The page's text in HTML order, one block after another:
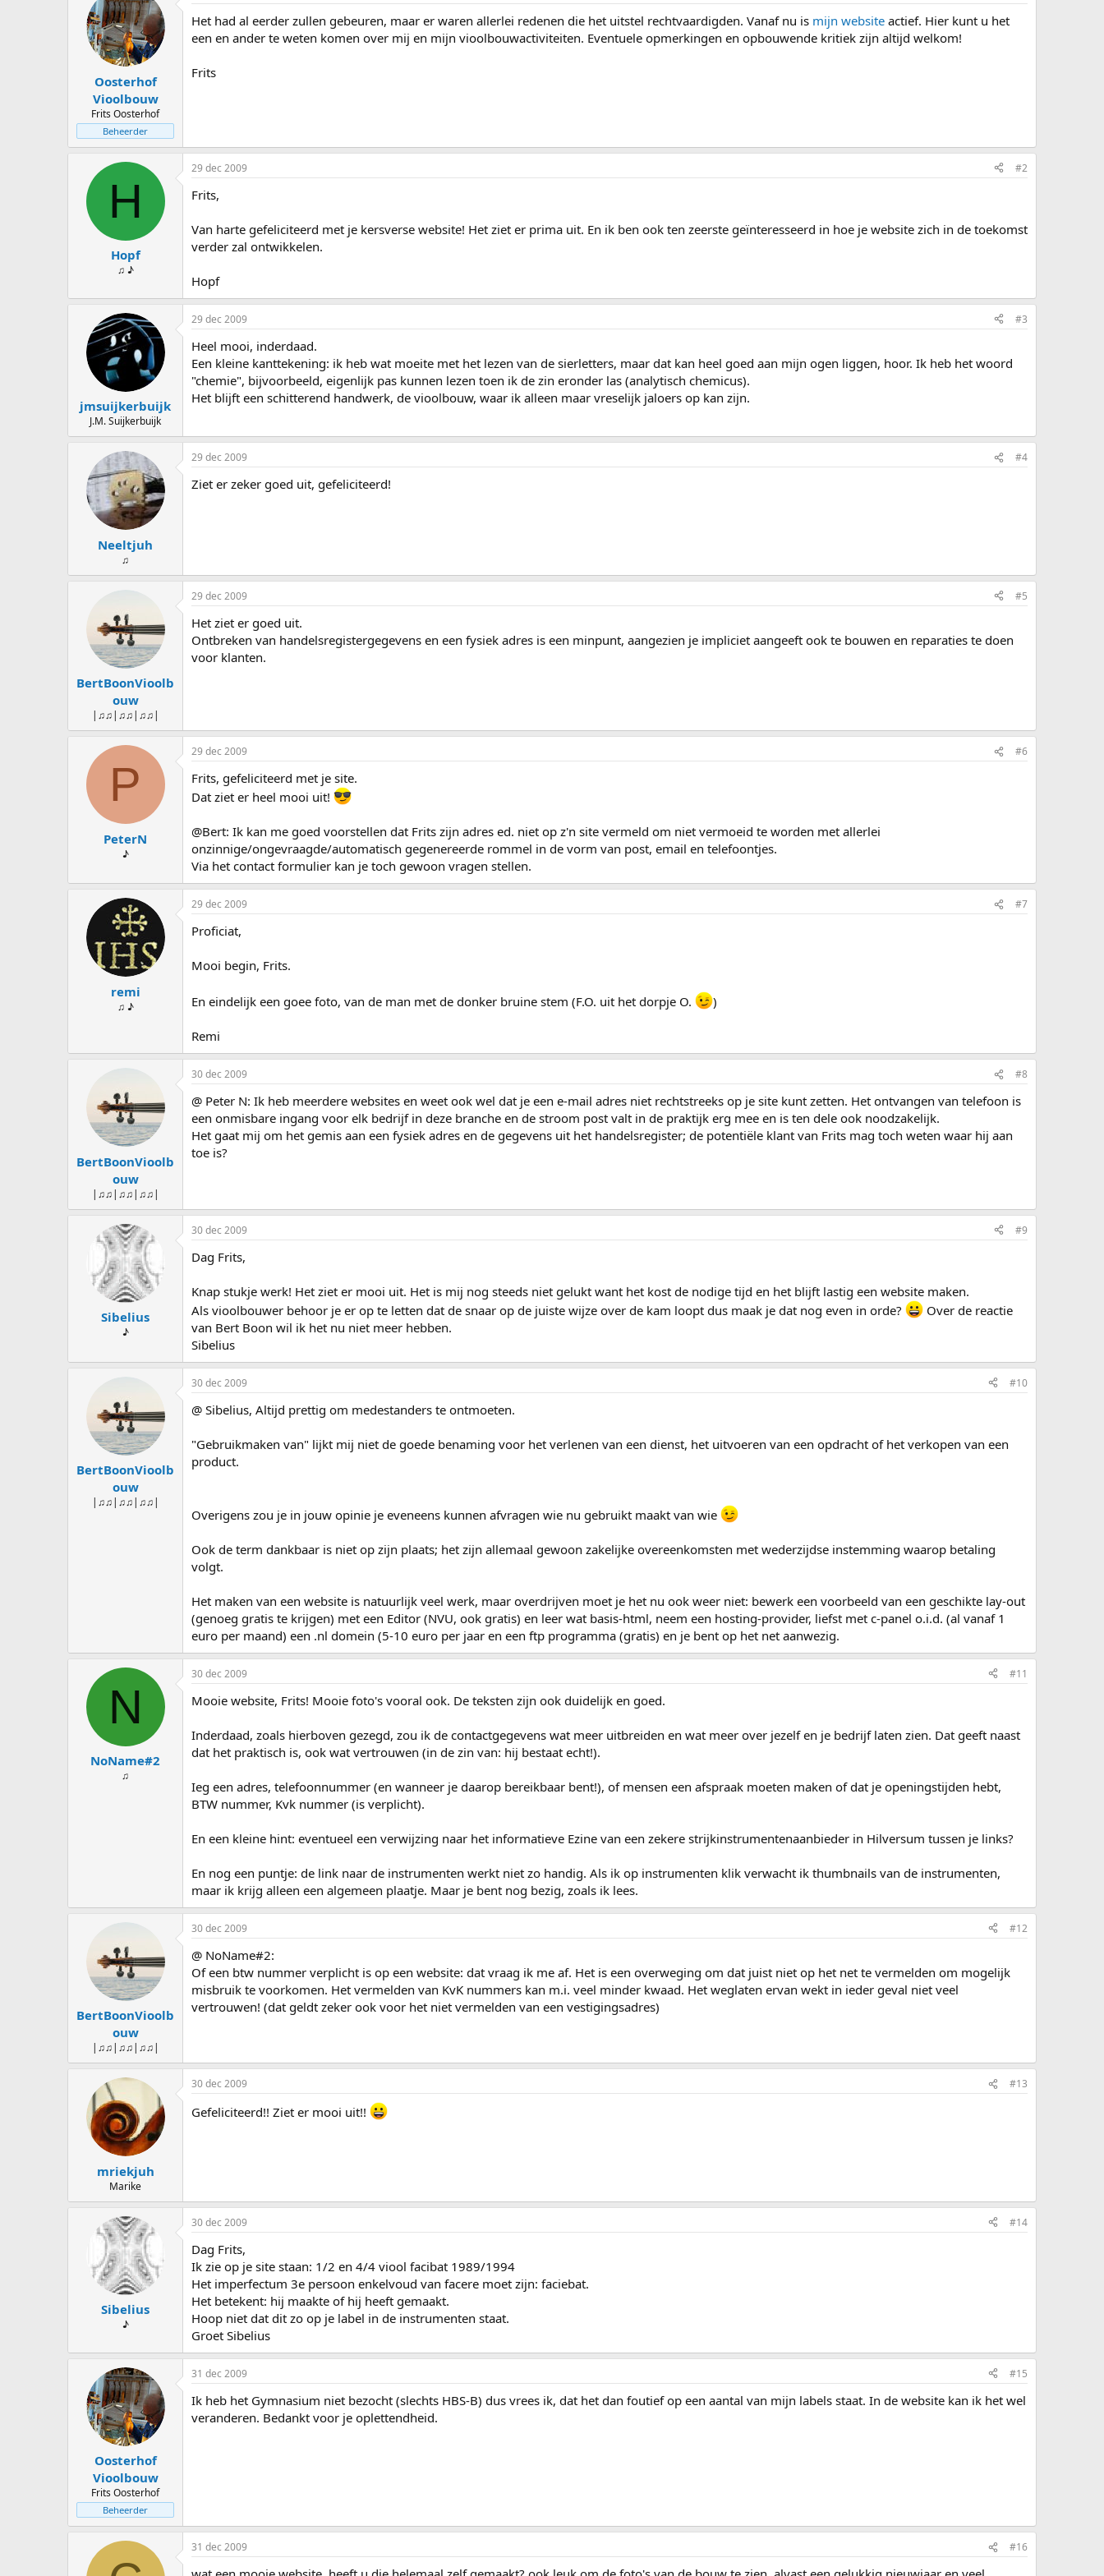
d
a
t
m
Oosterhof
Vioolbouw
Frits Oosterhof
Beheerder
Het had al eerder zullen gebeuren, maar er waren allerlei redenen die het uitstel rechtvaardigden. Vanaf nu is mijn website actief. Hier kunt u het
een en ander te weten komen over mij en mijn vioolbouwactiviteiten. Eventuele opmerkingen en opbouwende kritiek zijn altijd welkom!
Frits
H
Hopf
♫ ♪
29 dec 2009 #2
Frits,
Van harte gefeliciteerd met je kersverse website! Het ziet er prima uit. En ik ben ook ten zeerste geïnteresseerd in hoe je website zich in de toekomst
verder zal ontwikkelen.
Hopf
jmsuijkerbuijk
J.M. Suijkerbuijk
29 dec 2009 #3
Heel mooi, inderdaad.
Een kleine kanttekening: ik heb wat moeite met het lezen van de sierletters, maar dat kan heel goed aan mijn ogen liggen, hoor. Ik heb het woord
"chemie", bijvoorbeeld, eigenlijk pas kunnen lezen toen ik de zin eronder las (analytisch chemicus).
Het blijft een schitterend handwerk, de vioolbouw, waar ik alleen maar vreselijk jaloers op kan zijn.
Neeltjuh
♫
29 dec 2009 #4
Ziet er zeker goed uit, gefeliciteerd!
BertBoonVioolb
ouw
|♫♫|♫♫|♫♫|
29 dec 2009 #5
Het ziet er goed uit.
Ontbreken van handelsregistergegevens en een fysiek adres is een minpunt, aangezien je impliciet aangeeft ook te bouwen en reparaties te doen
voor klanten.
P
PeterN
♪
29 dec 2009 #6
Frits, gefeliciteerd met je site.
Dat ziet er heel mooi uit!
@Bert: Ik kan me goed voorstellen dat Frits zijn adres ed. niet op z'n site vermeld om niet vermoeid te worden met allerlei
onzinnige/ongevraagde/automatisch gegenereerde rommel in de vorm van post, email en telefoontjes.
Via het contact formulier kan je toch gewoon vragen stellen.
remi
♫ ♪
29 dec 2009 #7
Proficiat,
Mooi begin, Frits.
En eindelijk een goee foto, van de man met de donker bruine stem (F.O. uit het dorpje O. )
Remi
BertBoonVioolb
ouw
|♫♫|♫♫|♫♫|
30 dec 2009 #8
@ Peter N: Ik heb meerdere websites en weet ook wel dat je een e-mail adres niet rechtstreeks op je site kunt zetten. Het ontvangen van telefoon is
een onmisbare ingang voor elk bedrijf in deze branche en de stroom post valt in de praktijk erg mee en is ten dele ook noodzakelijk.
Het gaat mij om het gemis aan een fysiek adres en de gegevens uit het handelsregister; de potentiële klant van Frits mag toch weten waar hij aan
toe is?
Sibelius
♪
30 dec 2009 #9
Dag Frits,
Knap stukje werk! Het ziet er mooi uit. Het is mij nog steeds niet gelukt want het kost de nodige tijd en het blijft lastig een website maken.
Als vioolbouwer behoor je er op te letten dat de snaar op de juiste wijze over de kam loopt dus maak je dat nog even in orde?
Over de reactie
van Bert Boon wil ik het nu niet meer hebben.
Sibelius
BertBoonVioolb
ouw
|♫♫|♫♫|♫♫|
30 dec 2009 #10
@ Sibelius, Altijd prettig om medestanders te ontmoeten.
"Gebruikmaken van" lijkt mij niet de goede benaming voor het verlenen van een dienst, het uitvoeren van een opdracht of het verkopen van een
product.
Overigens zou je in jouw opinie je eveneens kunnen afvragen wie nu gebruikt maakt van wie
Ook de term dankbaar is niet op zijn plaats; het zijn allemaal gewoon zakelijke overeenkomsten met wederzijdse instemming waarop betaling
volgt.
Het maken van een website is natuurlijk veel werk, maar overdrijven moet je het nu ook weer niet: bewerk een voorbeeld van een geschikte lay-out
(genoeg gratis te krijgen) met een Editor (NVU, ook gratis) en leer wat basis-html, neem een hosting-provider, liefst met c-panel o.i.d. (al vanaf 1
euro per maand) een .nl domein (5-10 euro per jaar en een ftp programma (gratis) en je bent op het net aanwezig.
N
NoName#2
♫
30 dec 2009 #11
Mooie website, Frits! Mooie foto's vooral ook. De teksten zijn ook duidelijk en goed.
Inderdaad, zoals hierboven gezegd, zou ik de contactgegevens wat meer uitbreiden en wat meer over jezelf en je bedrijf laten zien. Dat geeft naast
dat het praktisch is, ook wat vertrouwen (in de zin van: hij bestaat echt!).
Ieg een adres, telefoonnummer (en wanneer je daarop bereikbaar bent!), of mensen een afspraak moeten maken of dat je openingstijden hebt,
BTW nummer, Kvk nummer (is verplicht).
En een kleine hint: eventueel een verwijzing naar het informatieve Ezine van een zekere strijkinstrumentenaanbieder in Hilversum tussen je links?
En nog een puntje: de link naar de instrumenten werkt niet zo handig. Als ik op instrumenten klik verwacht ik thumbnails van de instrumenten,
maar ik krijg alleen een algemeen plaatje. Maar je bent nog bezig, zoals ik lees.
BertBoonVioolb
ouw
|♫♫|♫♫|♫♫|
30 dec 2009 #12
@ NoName#2:
Of een btw nummer verplicht is op een website: dat vraag ik me af. Het is een overweging om dat juist niet op het net te vermelden om mogelijk
misbruik te voorkomen. Het vermelden van KvK nummers kan m.i. veel minder kwaad. Het weglaten ervan wekt in ieder geval niet veel
vertrouwen! (dat geldt zeker ook voor het niet vermelden van een vestigingsadres)
mriekjuh
Marike
30 dec 2009 #13
Gefeliciteerd!! Ziet er mooi uit!!
Sibelius
♪
30 dec 2009 #14
Dag Frits,
Ik zie op je site staan: 1/2 en 4/4 viool facibat 1989/1994
Het imperfectum 3e persoon enkelvoud van facere moet zijn: faciebat.
Het betekent: hij maakte of hij heeft gemaakt.
Hoop niet dat dit zo op je label in de instrumenten staat.
Groet Sibelius
Oosterhof
Vioolbouw
Frits Oosterhof
Beheerder
31 dec 2009 #15
Ik heb het Gymnasium niet bezocht (slechts HBS-B) dus vrees ik, dat het dan foutief op een aantal van mijn labels staat. In de website kan ik het wel
veranderen. Bedankt voor je oplettendheid.
31 dec 2009 #16